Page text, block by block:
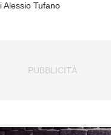
Alessio Tufano